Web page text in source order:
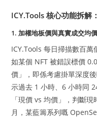
ICY.Tools 核心功能拆解
1. 加權地板價與真實成交均
ICY.Tools 每日掃描數百
如某個 NFT 被錯誤標價
價」，即係考慮掛單深度
示過去 1 小時、6 小時同
「現價 vs 均價」，判斷
月，某藍籌系列嘅